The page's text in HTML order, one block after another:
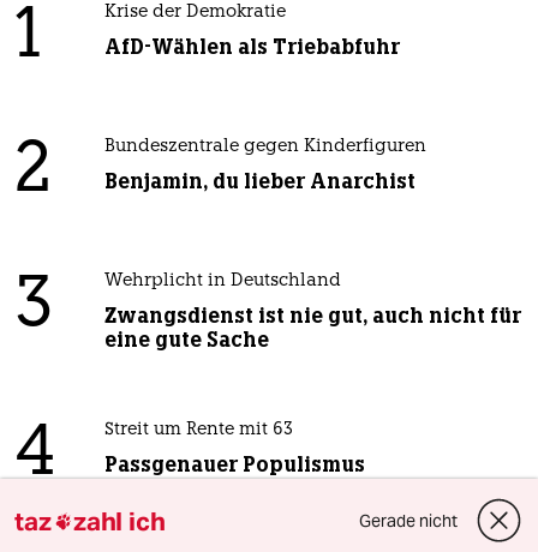
1 Krise der Demokratie
AfD-Wählen als Triebabfuhr
2 Bundeszentrale gegen Kinderfiguren
Benjamin, du lieber Anarchist
3 Wehrplicht in Deutschland
Zwangsdienst ist nie gut, auch nicht für
eine gute Sache
4 Streit um Rente mit 63
Passgenauer Populismus
taz zahl ich Gerade nicht